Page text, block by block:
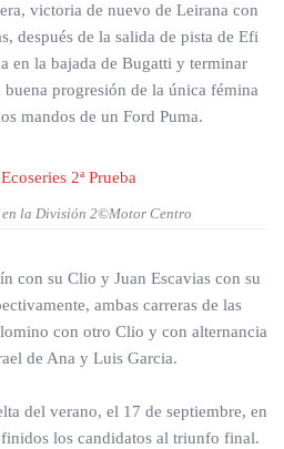
victoria de nuevo de Leirana con
después de la salida de pista de Efi
en la bajada de Bugatti y terminar
buena progresión de la única fémina
mandos de un Ford Puma.
en la División 2©Motor Centro
con su Clio y Juan Escavias con su
ambas carreras de las
con otro Clio y con alternancia
de Ana y Luis Garcia.
del verano, el 17 de septiembre, en
los candidatos al triunfo final.